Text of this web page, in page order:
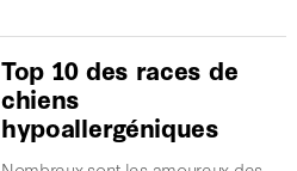
Top 10 des races de
chiens
hypoallergéniques